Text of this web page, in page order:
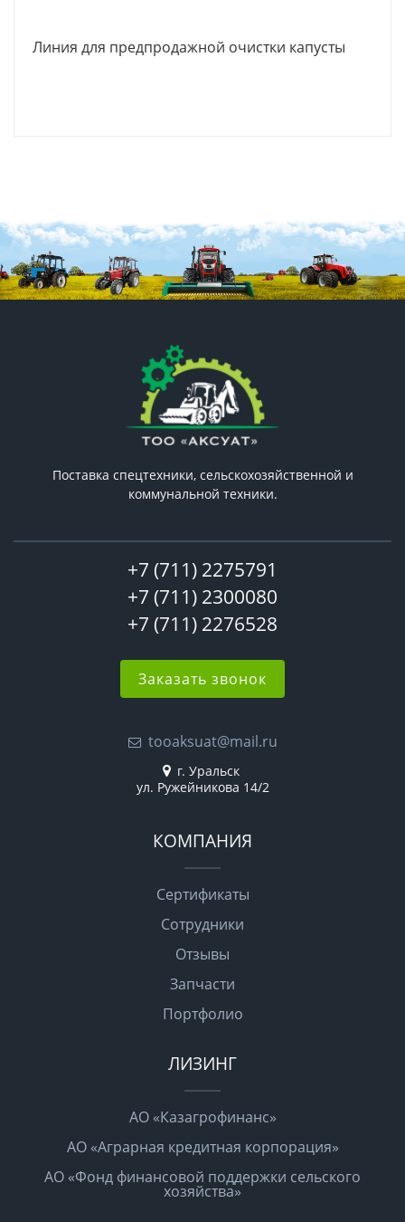
Линия для предпродажной очистки капусты
Поставка спецтехники, сельскохозяйственной и
коммунальной техники.
+7 (711) 2275791
+7 (711) 2300080
+7 (711) 2276528
Заказать звонок
tooaksuat@mail.ru
г. Уральск
ул. Ружейникова 14/2
КОМПАНИЯ
Сертификаты
Сотрудники
Отзывы
Запчасти
Портфолио
ЛИЗИНГ
АО «Казагрофинанс»
АО «Аграрная кредитная корпорация»
АО «Фонд финансовой поддержки сельского
хозяйства»